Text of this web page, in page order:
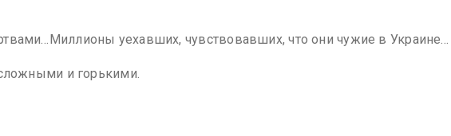
уехавших, чувствовавших, что они чужие в Украине…
и горькими.